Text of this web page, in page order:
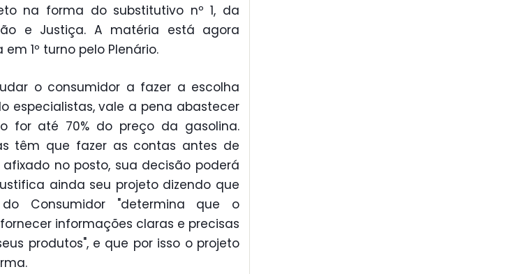
na forma do substitutivo nº 1, da
e Justiça. A matéria está agora
1º turno pelo Plenário.
o consumidor a fazer a escolha
especialistas, vale a pena abastecer
for até 70% do preço da gasolina.
têm que fazer as contas antes de
no posto, sua decisão poderá
ainda seu projeto dizendo que
Consumidor "determina que o
informações claras e precisas
produtos", e que por isso o projeto